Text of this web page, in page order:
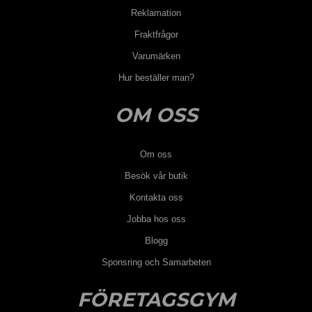
Reklamation
Fraktfrågor
Varumärken
Hur beställer man?
OM OSS
Om oss
Besök vår butik
Kontakta oss
Jobba hos oss
Blogg
Sponsring och Samarbeten
FÖRETAGSGYM